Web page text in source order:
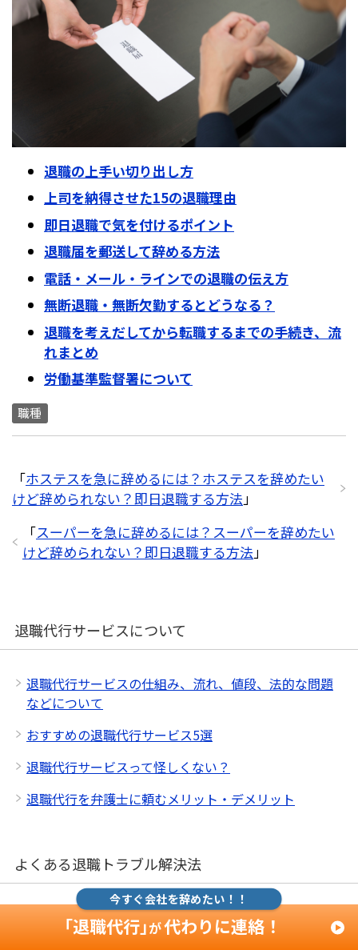
退職の上手い切り出し方
上司を納得させた15の退職理由
即日退職で気を付けるポイント
退職届を郵送して辞める方法
電話・メール・ラインでの退職の伝え方
無断退職・無断欠勤するとどうなる？
退職を考えだしてから転職するまでの手続き、流
れまとめ
労働基準監督署について
職種
「ホステスを急に辞めるには？ホステスを辞めたい
けど辞められない？即日退職する方法 」
「スーパーを急に辞めるには？スーパーを辞めたい
けど辞められない？即日退職する方法 」
退職代行サービスについて
退職代行サービスの仕組み、流れ、値段、法的な問題
などについて
おすすめの退職代行サービス5選
退職代行サービスって怪しくない？
退職代行を弁護士に頼むメリット・デメリット
よくある退職トラブル解決法
退職届を受け取ってもらえない
今すぐ会社を辞めたい！！
「退職代行」が代わりに連絡！